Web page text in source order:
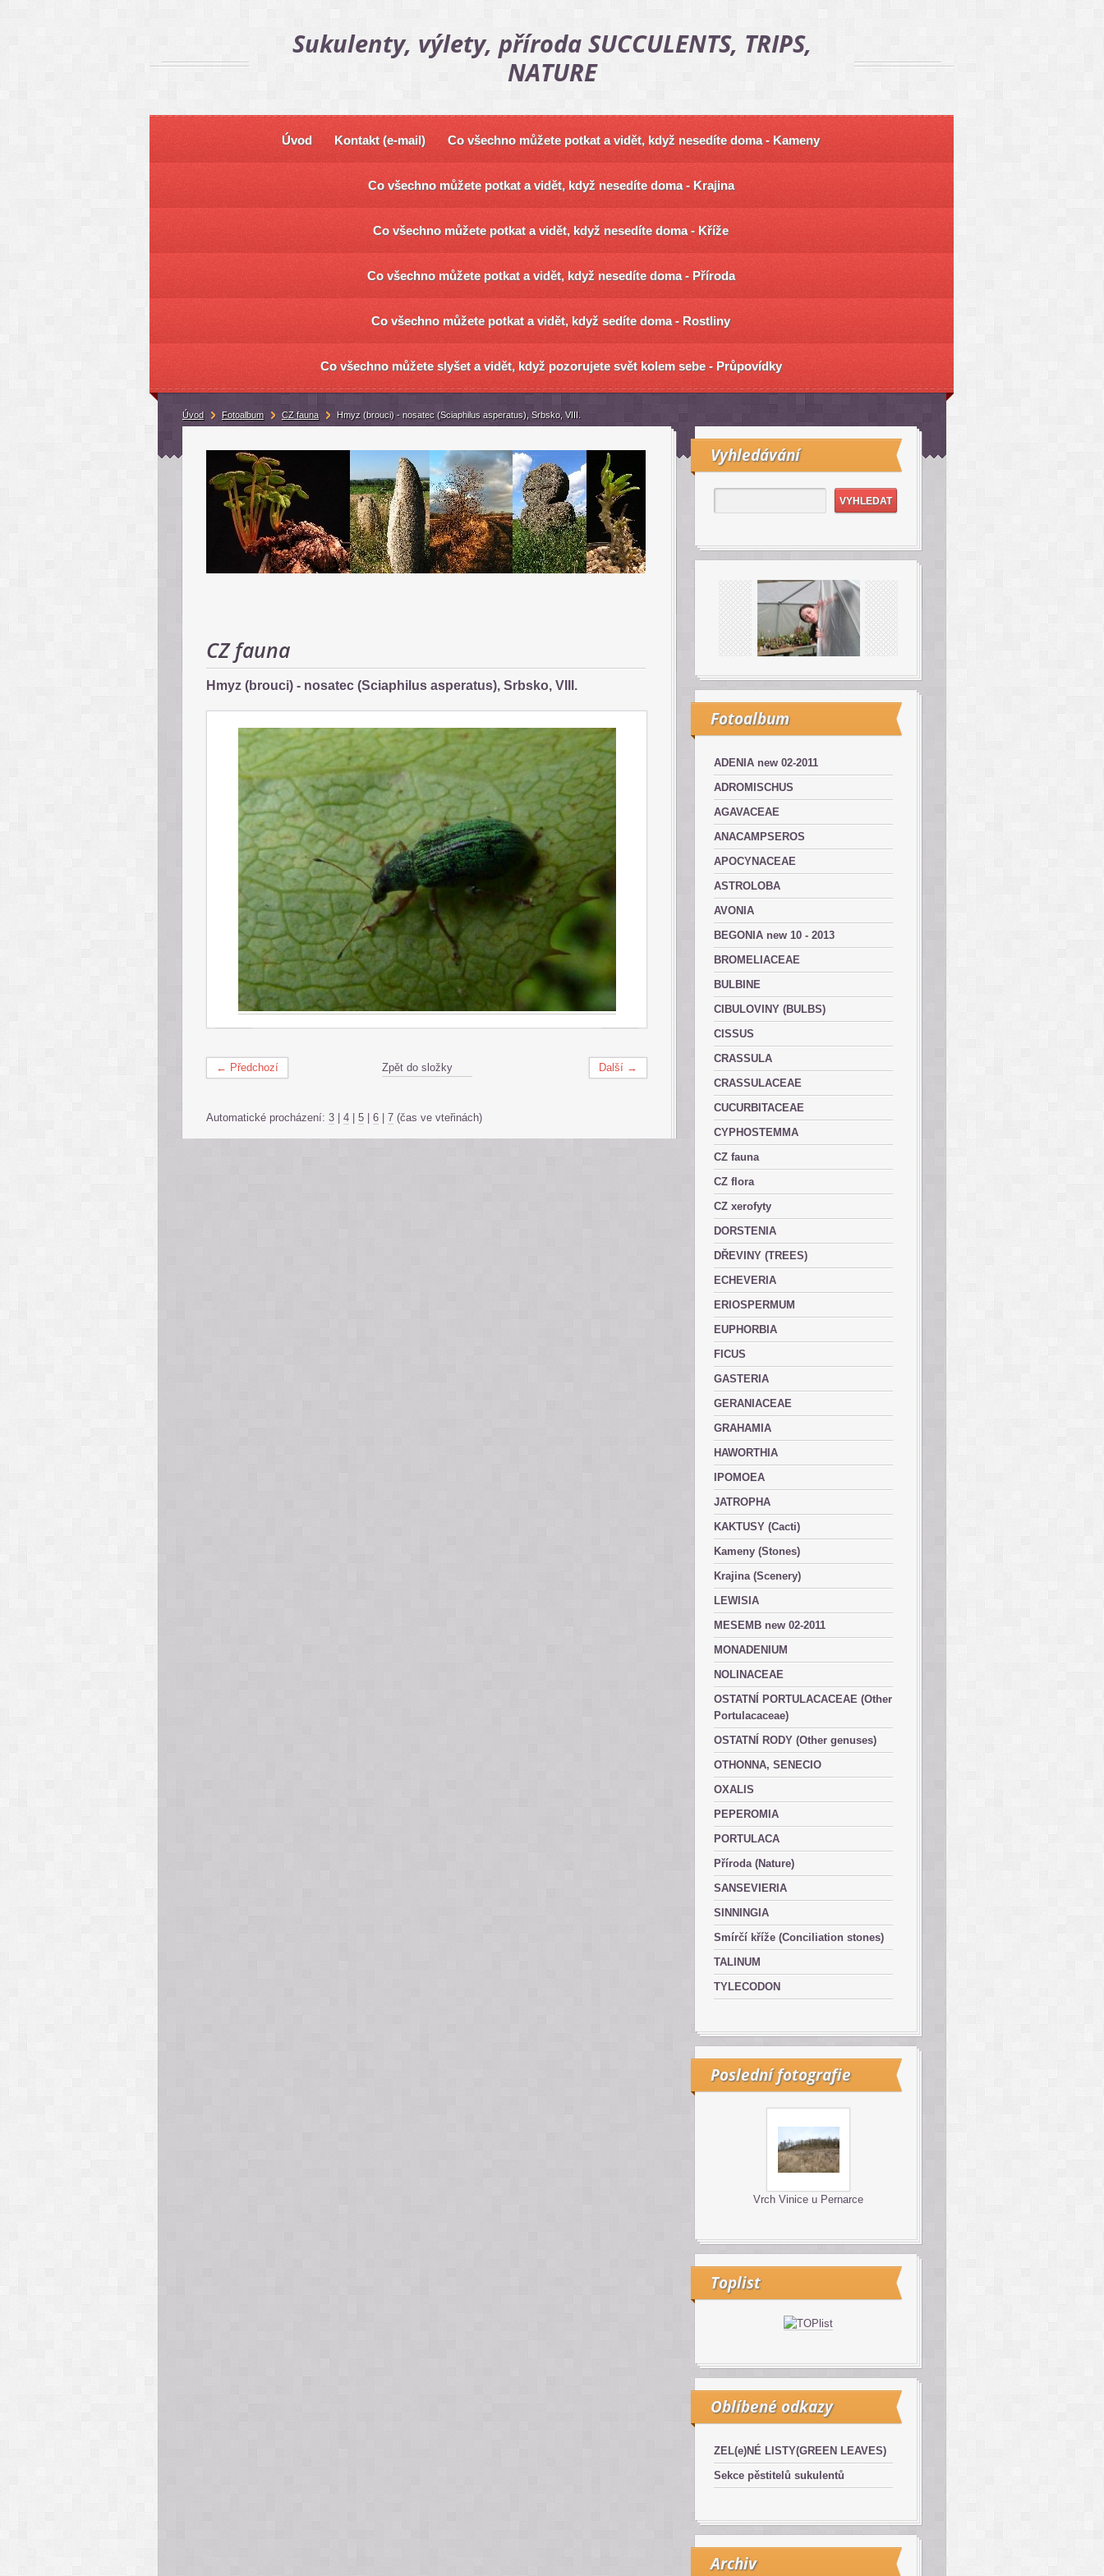
Sukulenty, výlety, příroda SUCCULENTS, TRIPS,
NATURE
Úvod Kontakt (e-mail) Co všechno můžete potkat a vidět, když nesedíte doma - Kameny
Co všechno můžete potkat a vidět, když nesedíte doma - Krajina
Co všechno můžete potkat a vidět, když nesedíte doma - Kříže
Co všechno můžete potkat a vidět, když nesedíte doma - Příroda
Co všechno můžete potkat a vidět, když sedíte doma - Rostliny
Co všechno můžete slyšet a vidět, když pozorujete svět kolem sebe - Průpovídky
CZ fauna
Hmyz (brouci) - nosatec (Sciaphilus asperatus), Srbsko, VIII.
← Předchozí Další →
Zpět do složky
Automatické procházení: 3 4 5 6 7 (čas ve vteřinách)
Vyhledávání
Fotoalbum
ADENIA new 02-2011
ADROMISCHUS
AGAVACEAE
ANACAMPSEROS
APOCYNACEAE
ASTROLOBA
AVONIA
BEGONIA new 10 - 2013
BROMELIACEAE
BULBINE
CIBULOVINY (BULBS)
CISSUS
CRASSULA
CRASSULACEAE
CUCURBITACEAE
CYPHOSTEMMA
CZ fauna
CZ flora
CZ xerofyty
DORSTENIA
DŘEVINY (TREES)
ECHEVERIA
ERIOSPERMUM
EUPHORBIA
FICUS
GASTERIA
GERANIACEAE
GRAHAMIA
HAWORTHIA
IPOMOEA
JATROPHA
KAKTUSY (Cacti)
Kameny (Stones)
Krajina (Scenery)
LEWISIA
MESEMB new 02-2011
MONADENIUM
NOLINACEAE
OSTATNÍ PORTULACACEAE (Other
Portulacaceae)
OSTATNÍ RODY (Other genuses)
OTHONNA, SENECIO
OXALIS
PEPEROMIA
PORTULACA
Příroda (Nature)
SANSEVIERIA
SINNINGIA
Smírčí kříže (Conciliation stones)
TALINUM
TYLECODON
Poslední fotografie
Vrch Vinice u Pernarce
Toplist
Oblíbené odkazy
ZEL(e)NÉ LISTY(GREEN LEAVES)
Sekce pěstitelů sukulentů
Archiv
Úvod Fotoalbum CZ fauna Hmyz (brouci) - nosatec (Sciaphilus asperatus), Srbsko, VIII.